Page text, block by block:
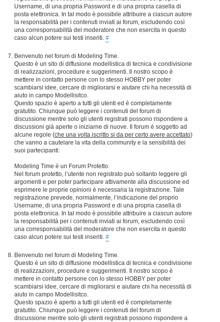
Username, di una propria Password e di una propria casella di
posta elettronica. In tal modo è possibile attribuire a ciascun autore
la responsabilità per i contenuti inviati ai forum, escludendo così
una corresponsabilità del moderatore che non esercita in questo
caso alcun potere sui testi inseriti. #
Benvenuto nel forum di Modeling Time.
Questo è un sito di diffusione modellistica di tecnica e condivisione
di realizzazioni, procedure e suggerimenti. Il nostro scopo è
mettere in contatto persone con lo stesso HOBBY per poter
scambiarsi idee, cercare di migliorarsi e aiutare chi ha necessità di
aiuto in campo Modellisitco.
Questo spazio è aperto a tutti gli utenti ed è completamente
gratutito. Chiunque può leggere i contenuti del forum di
discussione mentre solo gli utenti registrati possono rispondere a
discussioni già aperte o iniziarne di nuove. Il forum è soggetto ad
alcune regole (che una volta iscritto si da per certo avere accettato)
che vanno a cautelare la vita della community e la sensibilità dei
suoi partecipanti:
Modeling Time è un Forum Protetto.
Nel forum protetto, l’utente non registrato può soltanto leggere gli
argomenti e per poter partecipare attivamente alla discussione ed
esprimere le proprie opinioni è necessaria la registrazione. Tale
registrazione prevede, normalmente, l’indicazione del proprio
Username, di una propria Password e di una propria casella di
posta elettronica. In tal modo è possibile attribuire a ciascun autore
la responsabilità per i contenuti inviati ai forum, escludendo così
una corresponsabilità del moderatore che non esercita in questo
caso alcun potere sui testi inseriti. #
Benvenuto nel forum di Modeling Time.
Questo è un sito di diffusione modellistica di tecnica e condivisione
di realizzazioni, procedure e suggerimenti. Il nostro scopo è
mettere in contatto persone con lo stesso HOBBY per poter
scambiarsi idee, cercare di migliorarsi e aiutare chi ha necessità di
aiuto in campo Modellisitco.
Questo spazio è aperto a tutti gli utenti ed è completamente
gratutito. Chiunque può leggere i contenuti del forum di
discussione mentre solo gli utenti registrati possono rispondere a